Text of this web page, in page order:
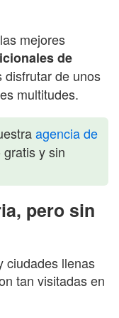
mejores
de
disfrutar de unos
multitudes.
agencia de
y sin
pero sin
ciudades llenas
tan visitadas en